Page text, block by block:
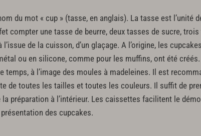
du mot « cup » (tasse, en anglais). La tasse est l’unité
compter une tasse de beurre, deux tasses de sucre,
de la cuisson, d’un glaçage. A l’origine, les
ou en silicone, comme pour les muffins, ont été
à l’image des moules à madeleines. Il est
de toutes les tailles et toutes les couleurs. Il suffit de
préparation à l’intérieur. Les caissettes facilitent le
des cupcakes.